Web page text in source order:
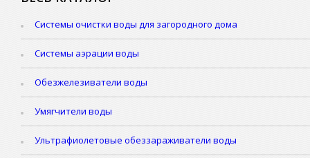
Системы очистки воды для загородного дома
Системы аэрации воды
Обезжелезиватели воды
Умягчители воды
Ультрафиолетовые обеззараживатели воды